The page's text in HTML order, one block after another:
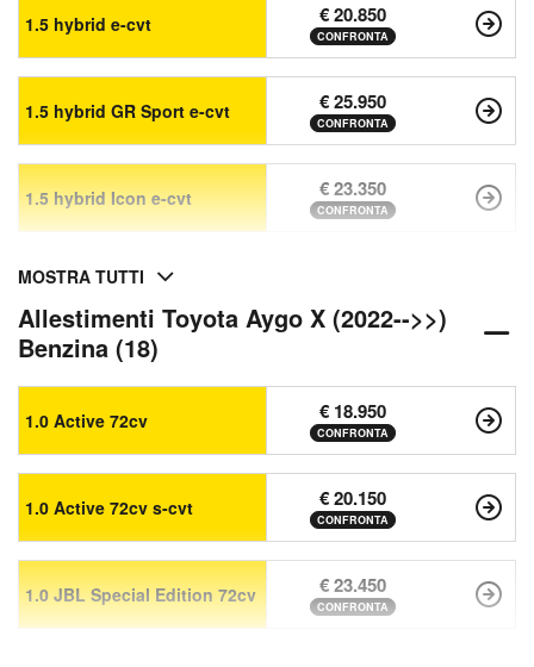
1.5 hybrid e-cvt € 20.850
CONFRONTA
1.5 hybrid GR Sport e-cvt € 25.950
CONFRONTA
1.5 hybrid Icon e-cvt € 23.350
CONFRONTA
MOSTRA TUTTI
Allestimenti Toyota Aygo X (2022-->>)
Benzina (18)
1.0 Active 72cv € 18.950
CONFRONTA
1.0 Active 72cv s-cvt € 20.150
CONFRONTA
1.0 JBL Special Edition 72cv € 23.450
CONFRONTA